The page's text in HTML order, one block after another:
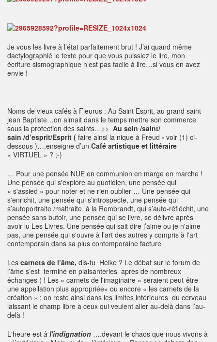
Je vous les livre à l’état parfaitement brut ! J’ai quand même
dactylographié le texte pour que vous puissiez le lire, mon
écriture sismographique n’est pas facile à lire…si vous en avez
envie !
Noms de vieux cafés à Fleurus : Au Saint Esprit, au grand saint
jean Baptiste…on aimait dans le temps mettre son commerce
sous la protection des saints…>> Au sein /saint/
sain /d’esprit/Esprit ( faire ainsi la nique à Freud - voir (1) ci-
dessous )….enseigne d’un Café artistique et littéraire
« VIRTUEL » ? ;-)
… Pour une pensée NUE en communion en marge en marche !
Une pensée qui s'explore au quotidien, une pensée qui
« s'assied » pour noter et ne rien oublier … Une pensée qui
s'enrichit, une pensée qui s’introspecte, une pensée qui
s’autoportraite /maltraite à la Rembrandt, qui s’auto-réfléchit, une
pensée sans butoir, une pensée qui se livre, se délivre après
avoir lu Les Livres. Une pensée qui sait dire j’aime ou je n'aime
pas, une pensée qui s'ouvre à l’art des autres y compris à l'art
contemporain dans sa plus contemporaine facture
Les carnets de l’âme, dis-tu Heike ? Le débat sur le forum de
l’âme s’est terminé en plaisanteries après de nombreux
échanges ( ! Les « carnets de l'imaginaire » seraient peut-être
une appellation plus appropriée» ou encore « les carnets de la
création » ; on reste ainsi dans les limites intérieures du cerveau
laissant le champ libre à ceux qui veulent aller au-delà dans l’au-
delà !
L'heure est à l'indignation ….devant le chaos que nous vivons à